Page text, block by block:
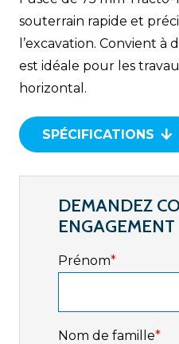
souterrain rapide et
l’excavation. Convient à
est idéale pour les
horizontal.
SPÉCIFICATIONS
DEMANDEZ
ENGAGEMENT
Prénom*
Nom de famille*